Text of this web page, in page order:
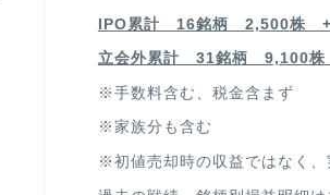
IPO累計 16銘柄 2,500株
立会外累計 31銘柄 9,100
※手数料含む、税金含まず
※家族分も含む
※初値売却時の収益ではなく、